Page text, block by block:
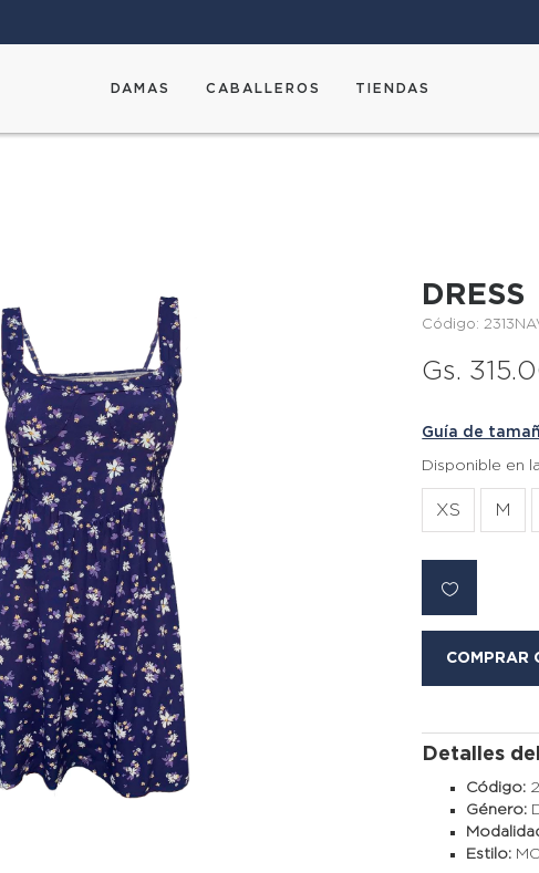
DAMAS CABALLEROS TIENDAS
DRESS
Código:
Gs.
Guía de
Disponible en
XS M
COMPRAR
Detalles
Código:
Género:
Estilo: